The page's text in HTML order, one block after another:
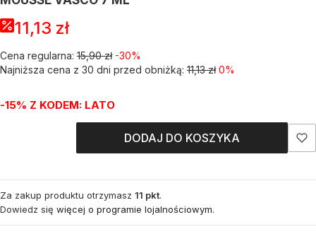
11,13 zł
Cena regularna: 15,90 zł -30%
Najniższa cena z 30 dni przed obniżką: 11,13 zł 0%
-15% Z KODEM: LATO
DODAJ DO KOSZYKA
Za zakup produktu otrzymasz 11 pkt.
Dowiedz się więcej o programie lojalnościowym.